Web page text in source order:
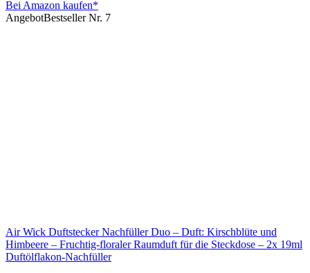
Bei Amazon kaufen*
AngebotBestseller Nr. 7
Air Wick Duftstecker Nachfüller Duo – Duft: Kirschblüte und
Himbeere – Fruchtig-floraler Raumduft für die Steckdose – 2x 19ml
Duftölflakon-Nachfüller